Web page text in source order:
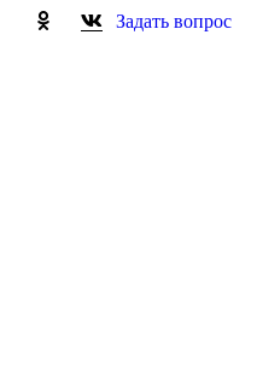
Задать вопрос